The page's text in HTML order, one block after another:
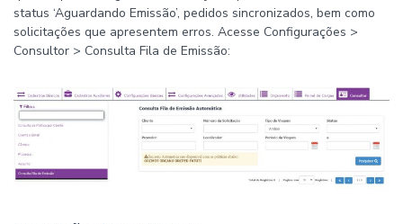
status ‘Aguardando Emissão’, pedidos sincronizados, bem como
solicitações que apresentem erros. Acesse Configurações >
Consultor > Consulta Fila de Emissão: